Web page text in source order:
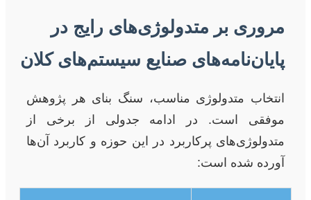
مروری بر متدولوژی‌های رایج در
پایان‌نامه‌های صنایع سیستم‌های کلان
انتخاب متدولوژی مناسب، سنگ بنای هر پژوهش
موفقی است. در ادامه جدولی از برخی از
متدولوژی‌های پرکاربرد در این حوزه و کاربرد آن‌ها
آورده شده است: